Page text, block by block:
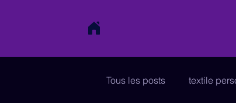
Tous les posts textile